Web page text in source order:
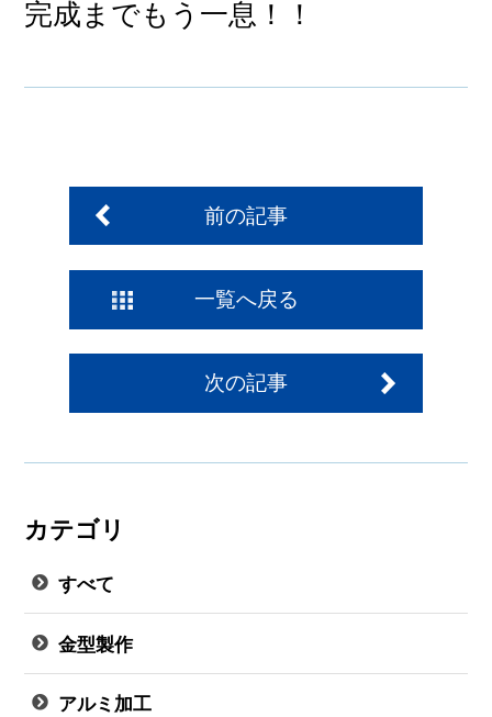
完成までもう一息！！
前の記事
一覧へ戻る
次の記事
カテゴリ
すべて
金型製作
アルミ加工